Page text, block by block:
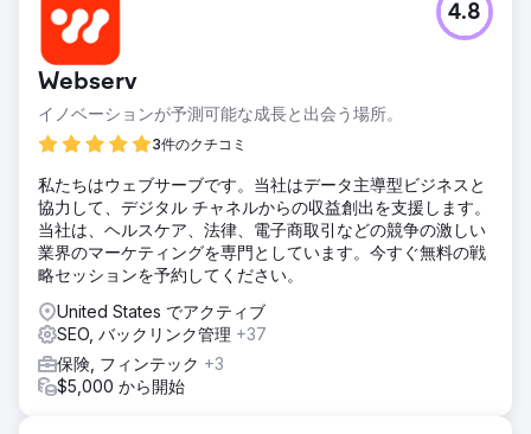
Webserv
イノベーションが予測可能な成長と出会う場所。
3件のクチコミ
4.8
私たちはウェブサーブです。当社はデータ主導型ビジネスと
協力して、デジタル チャネルからの収益創出を支援します。
当社は、ヘルスケア、法律、電子商取引などの競争の激しい
業界のマーケティングを専門としています。今すぐ無料の戦
略セッションを予約してください。
United States でアクティブ
SEO, バックリンク管理 +37
保険, フィンテック +3
$5,000 から開始